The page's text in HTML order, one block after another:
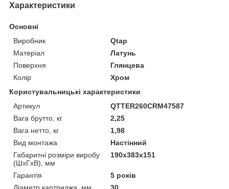
Характеристики
Основні
Виробник
Qtap
Матеріал
Латунь
Поверхня
Глянцева
Колір
Хром
Користувальницькі характеристики
Артикул
QTTER260CRM47587
Вага брутто, кг
2,25
Вага нетто, кг
1,98
Вид монтажа
Настінний
Габаритні розміри виробу
(ШхГхВ), мм
190х383х151
Гарантія
5 років
Діаметр картриджа, мм
30